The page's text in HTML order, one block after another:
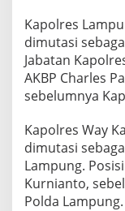
Kapolres
dimutasi
Jabatan
AKBP Charles
sebelumnya
Kapolres Way
dimutasi
Lampung.
Kurnianto,
Polda Lampung.